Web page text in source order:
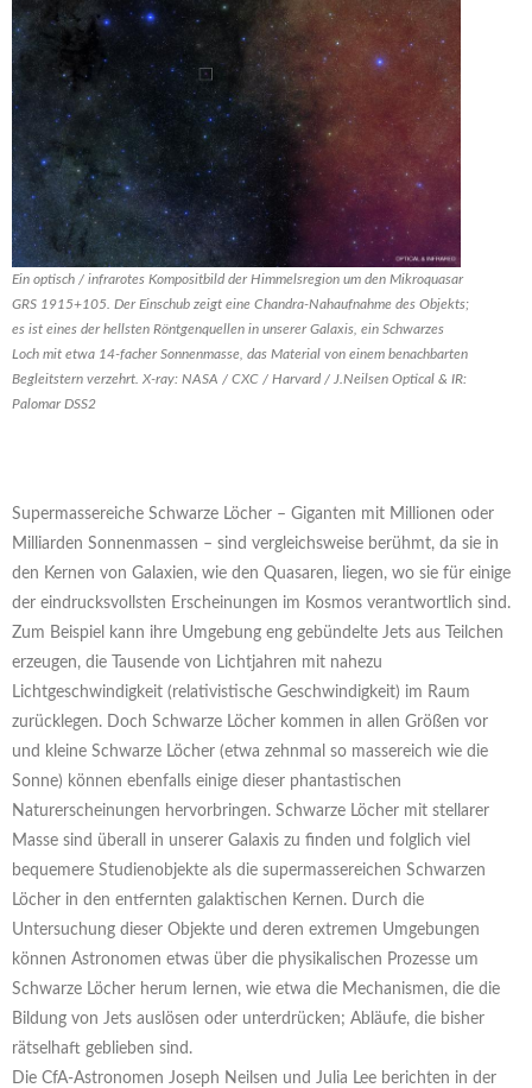
Ein optisch / infrarotes Kompositbild der Himmelsregion um den Mikroquasar
GRS 1915+105. Der Einschub zeigt eine Chandra-Nahaufnahme des Objekts;
es ist eines der hellsten Röntgenquellen in unserer Galaxis, ein Schwarzes
Loch mit etwa 14-facher Sonnenmasse, das Material von einem benachbarten
Begleitstern verzehrt. X-ray: NASA / CXC / Harvard / J.Neilsen Optical & IR:
Palomar DSS2
Supermassereiche Schwarze Löcher – Giganten mit Millionen oder
Milliarden Sonnenmassen – sind vergleichsweise berühmt, da sie in
den Kernen von Galaxien, wie den Quasaren, liegen, wo sie für einige
der eindrucksvollsten Erscheinungen im Kosmos verantwortlich sind.
Zum Beispiel kann ihre Umgebung eng gebündelte Jets aus Teilchen
erzeugen, die Tausende von Lichtjahren mit nahezu
Lichtgeschwindigkeit (relativistische Geschwindigkeit) im Raum
zurücklegen. Doch Schwarze Löcher kommen in allen Größen vor
und kleine Schwarze Löcher (etwa zehnmal so massereich wie die
Sonne) können ebenfalls einige dieser phantastischen
Naturerscheinungen hervorbringen. Schwarze Löcher mit stellarer
Masse sind überall in unserer Galaxis zu finden und folglich viel
bequemere Studienobjekte als die supermassereichen Schwarzen
Löcher in den entfernten galaktischen Kernen. Durch die
Untersuchung dieser Objekte und deren extremen Umgebungen
können Astronomen etwas über die physikalischen Prozesse um
Schwarze Löcher herum lernen, wie etwa die Mechanismen, die die
Bildung von Jets auslösen oder unterdrücken; Abläufe, die bisher
rätselhaft geblieben sind.
Die CfA-Astronomen Joseph Neilsen und Julia Lee berichten in der